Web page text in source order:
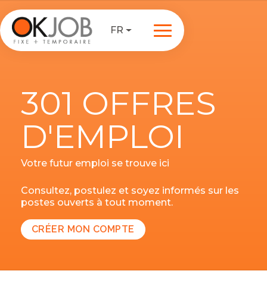
FR
301 OFFRES
D'EMPLOI
Votre futur emploi se trouve ici
Consultez, postulez et soyez informés sur les
postes ouverts à tout moment.
CRÉER MON COMPTE